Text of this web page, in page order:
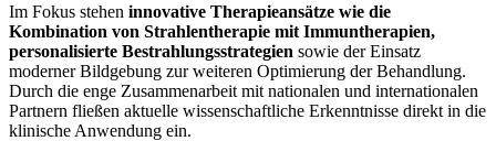
Im Fokus stehen innovative Therapieansätze wie die
Kombination von Strahlentherapie mit Immuntherapien,
personalisierte Bestrahlungsstrategien sowie der Einsatz
moderner Bildgebung zur weiteren Optimierung der Behandlung.
Durch die enge Zusammenarbeit mit nationalen und internationalen
Partnern fließen aktuelle wissenschaftliche Erkenntnisse direkt in die
klinische Anwendung ein.